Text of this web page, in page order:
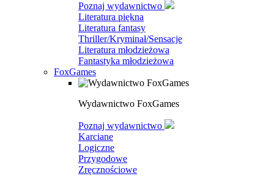
Poznaj wydawnictwo
Literatura piękna
Literatura fantasy
Thriller/Kryminał/Sensacje
Literatura młodzieżowa
Fantastyka młodzieżowa
FoxGames
Wydawnictwo FoxGames
Poznaj wydawnictwo
Karciane
Logiczne
Przygodowe
Zręcznościowe